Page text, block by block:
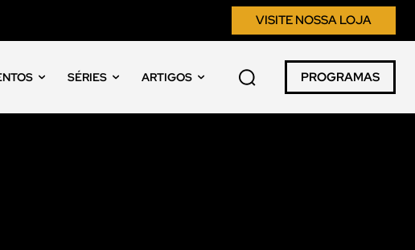
VISITE NOSSA LOJA
SÉRIES ARTIGOS PROGRAMAS